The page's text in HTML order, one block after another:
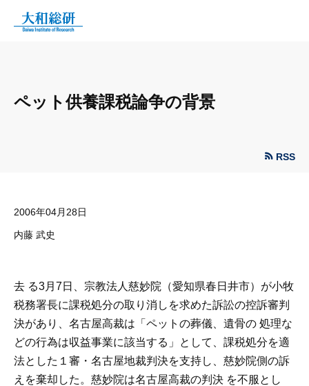
ペット供養課税論争の背景
RSS
2006年04月28日
内藤 武史
去 る3月7日、宗教法人慈妙院（愛知県春日井市）が小牧
税務署長に課税処分の取り消しを求めた訴訟の控訴審判
決があり、名古屋高裁は「ペットの葬儀、遺骨の 処理な
どの行為は収益事業に該当する」として、課税処分を適
法とした１審・名古屋地裁判決を支持し、慈妙院側の訴
えを棄却した。慈妙院は名古屋高裁の判決 を不服とし